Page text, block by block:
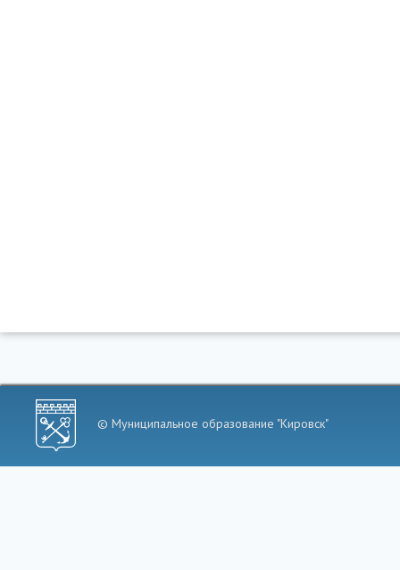
© Муниципальное образование "Кировск"